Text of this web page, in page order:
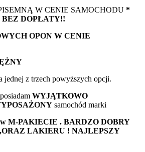
W CENIE SAMOCHODU *
DOPŁATY!!
OPON W CENIE
z trzech powyższych opcji.
WYJĄTKOWO
samochód marki
M-PAKIECIE . BARDZO DOBRY
LAKIERU ! NAJLEPSZY